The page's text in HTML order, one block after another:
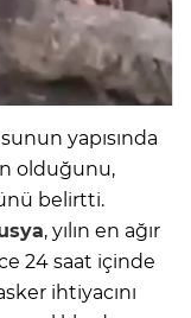
yapısında
olduğunu,
belirtti.
, yılın en ağır
24 saat içinde
ihtiyacını